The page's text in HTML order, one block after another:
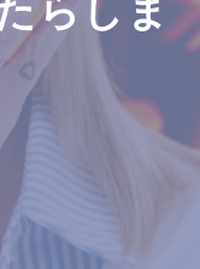
らしま